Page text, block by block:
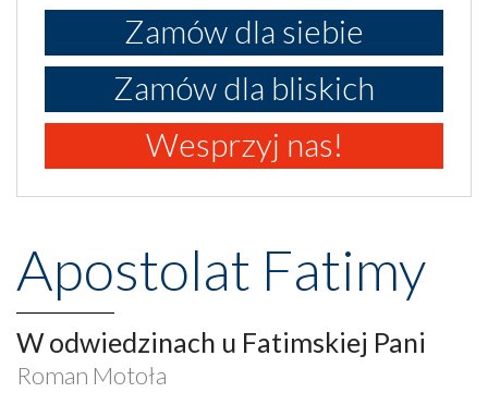
Zamów dla siebie
Zamów dla bliskich
Wesprzyj nas!
Apostolat Fatimy
W odwiedzinach u Fatimskiej Pani
Roman Motoła